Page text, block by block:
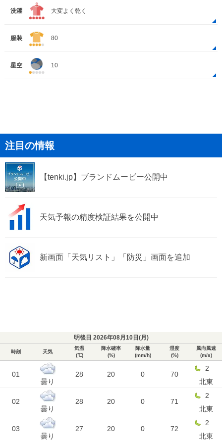
洗濯 大変よく乾く
服装 80
星空 10
注目の情報
【tenki.jp】ブランドムービー公開中
天気予報の精度検証結果を公開中
新画面「天気リスト」「防災」画面を追加
明後日 2026年08月10日(月 )
時刻 天気
気温
(℃)
降水確率
(%)
降水量
(mm/h)
湿度
(%)
風向風速
(m/s)
01
曇り
28 20 0 70
2
北東
02
曇り
28 20 0 71
2
北東
03
曇り
27 20 0 72
2
北東